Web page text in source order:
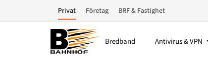
Privat Företag BRF & Fastighet
Bredband Antivirus & VPN